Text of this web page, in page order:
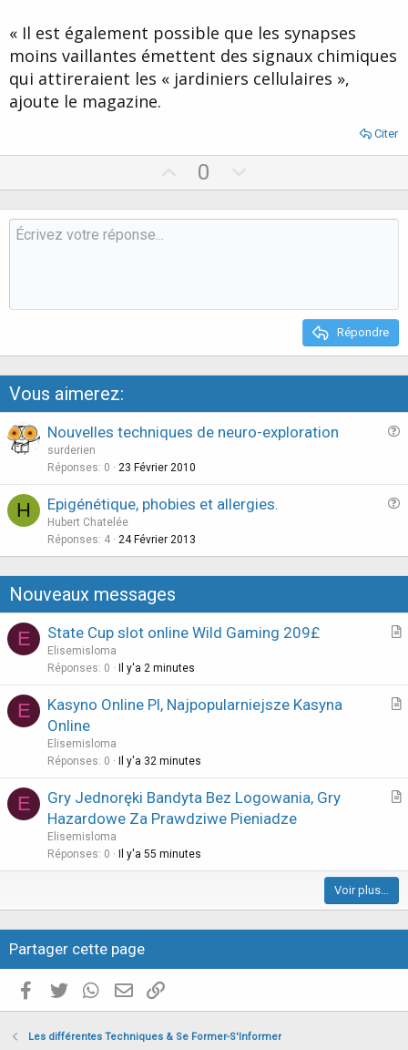
« Il est également possible que les synapses
moins vaillantes émettent des signaux chimiques
qui attireraient les « jardiniers cellulaires »,
ajoute le magazine.
Citer
p
v
0
o
w
t
Répondre
Vous aimerez:
Nouvelles techniques de neuro-exploration
surderien
Réponses 0 23 Février 2010
H
s
t
o
n
Epigénétique, phobies et allergies.
Hubert Chatelée
Réponses 4 24 Février 2013
Nouveaux messages
E
A
c
State Cup slot online Wild Gaming 209£
Elisemisloma
Réponses 0 Il y'a 2 minutes
E
A
l
Kasyno Online Pl, Najpopularniejsze Kasyna
Online
Elisemisloma
Réponses 0 Il y'a 32 minutes
E
A
c
e
Gry Jednoręki Bandyta Bez Logowania, Gry
Hazardowe Za Prawdziwe Pieniadze
Elisemisloma
Réponses 0 Il y'a 55 minutes
Voir plus…
Partager cette page
Facebook
Twitter WhatsAppE-mail valide
Les différentes Techniques & Se Former-S'Informer